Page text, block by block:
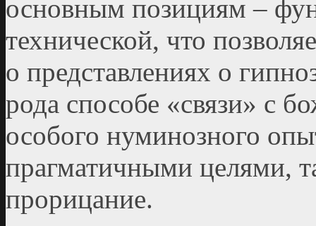
основным позициям –
технической, что
о представлениях о
рода способе «связи» с
особого нуминозного
прагматичными целями,
прорицание.